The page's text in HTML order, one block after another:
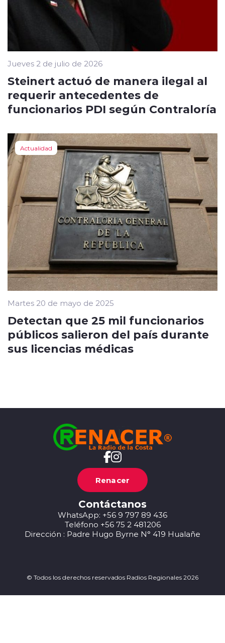
Jueves 2 de julio de 2026
Steinert actuó de manera ilegal al
requerir antecedentes de
funcionarios PDI según Contraloría
Actualidad
Martes 20 de mayo de 2025
Detectan que 25 mil funcionarios
públicos salieron del país durante
sus licencias médicas
Renacer
Contáctanos
WhatsApp: +56 9 797 89 436
Teléfono +56 75 2 481206
Dirección : Padre Hugo Byrne N° 419 Hualañe
© Todos los derechos reservados Radios Regionales 2026